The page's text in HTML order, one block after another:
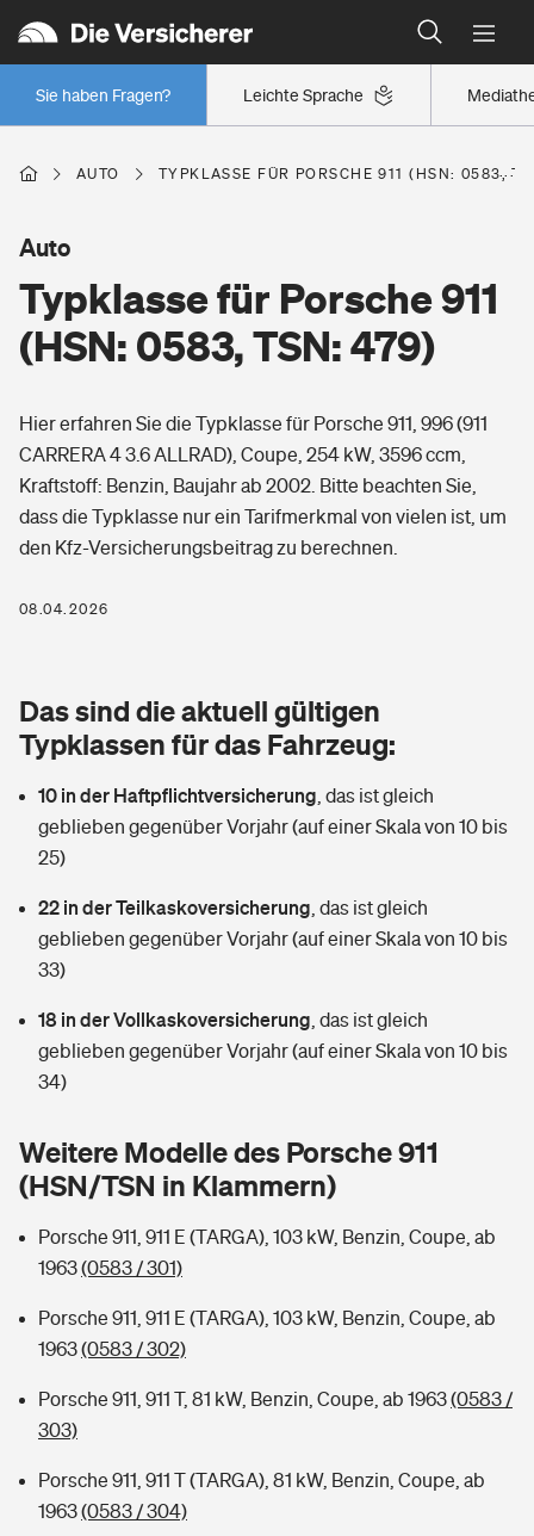
Leichte Sprache
Sie haben Fragen?
Wer versichert was: Jetzt Versicherer finden
Regionalklassen: So ist Ihre Region eingestuft
Wer versichert was: Jetzt Versicherer finden
Berufsunfähigkeitsversicherung
Erwerbsunfähigkeitsversicherung
Grundfähigkeitsversicherung
Arbeitsrechtsschutz
Berufshaftpflichtversicherung
Zur Übersicht
Tools
Wer versichert was: Jetzt Versicherer finden
Sie haben Fragen?
Wohnen
Elementarversicherung
Glasversicherung
Mietkautionsversicherung
Restkreditversicherung
Zur Übersicht
Tools
Wer versichert was: Jetzt Versicherer finden
Sie haben Fragen?
Freizeit
Pri­vate Haft­pflicht­
Kinderunfall­ver­si­che­rung
Kinderinvalidität
Hundehalter-Haftpflicht
Handyversicherung
Musikinstrumentenversicherung
Zur Übersicht
Kinderunfall-Check: Mehr Sicherheit für deine Kids
Typklassen: So ist Ihr Auto eingestuft
Gesundheit
Private Krankenversicherung
Dread-Disease-Versicherung
Tierkrankenversicherung
Zur Übersicht
Tools
Wer versichert was: Jetzt Versicherer finden
Sie haben Fragen?
Rentenrechner: Wie viel Geld bekomme ich im Alter?
AUTO TYPKLASSE FÜR PORSCHE 911 (HSN: 0583,
Typklasse für Porsche 911
(HSN: 0583, TSN: 479)
Auto
Hier erfahren Sie die Typklasse für Porsche 911, 996 (911
CARRERA 4 3.6 ALLRAD), Coupe, 254 kW, 3596 ccm,
Kraftstoff: Benzin, Baujahr ab 2002. Bitte beachten Sie,
dass die Typklasse nur ein Tarifmerkmal von vielen ist, um
den Kfz-Versicherungsbeitrag zu berechnen.
08.04.2026
Das sind die aktuell gültigen
Typklassen für das Fahrzeug:
10 in der Haftpflichtversicherung das ist gleich
geblieben gegenüber Vorjahr (auf einer Skala von 10 bis
25)
22 in der Teilkaskoversicherung das ist gleich
geblieben gegenüber Vorjahr (auf einer Skala von 10 bis
33)
18 in der Vollkaskoversicherung das ist gleich
geblieben gegenüber Vorjahr (auf einer Skala von 10 bis
34)
Weitere Modelle des Porsche 911
(HSN/TSN in Klammern)
Porsche 911, 911 E (TARGA), 103 kW, Benzin, Coupe, ab
1963(0583 / 301)
Porsche 911, 911 E (TARGA), 103 kW, Benzin, Coupe, ab
1963(0583 / 302)
Porsche 911, 911 T, 81 kW, Benzin, Coupe, ab 1963(0583 /
303)
Porsche 911, 911 T (TARGA), 81 kW, Benzin, Coupe, ab
1963(0583 / 304)